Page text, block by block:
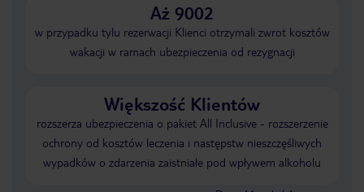
Aż 9002
w przypadku tylu rezerwacji Klienci otrzymali zwrot kosztów
wakacji w ramach ubezpieczenia od rezygnacji
Większość Klientów
rozszerza ubezpieczenia o pakiet All Inclusive - rozszerzenie
ochrony od kosztów leczenia i następstw nieszczęśliwych
wypadków o zdarzenia zaistniałe pod wpływem alkoholu